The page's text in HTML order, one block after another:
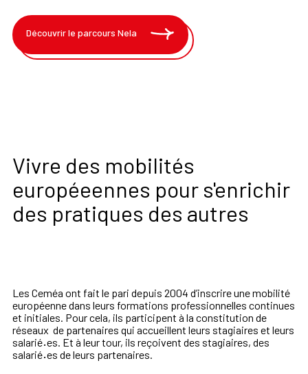
Découvrir le parcours Nela
Vivre des mobilités
européeennes pour s'enrichir
des pratiques des autres
Les Ceméa ont fait le pari depuis 2004 d’inscrire une mobilité
européenne dans leurs formations professionnelles continues
et initiales. Pour cela, ils participent à la constitution de
réseaux de partenaires qui accueillent leurs stagiaires et leurs
salarié·es. Et à leur tour, ils reçoivent des stagiaires, des
salarié·es de leurs partenaires.